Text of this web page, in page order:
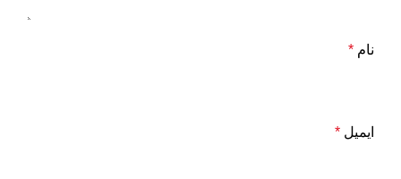
نام *
ایمیل *